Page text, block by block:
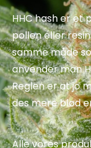
HHC hash er
pollen eller
samme måde
anvender man
Reglen er at jo
des mere blød
Alle vores